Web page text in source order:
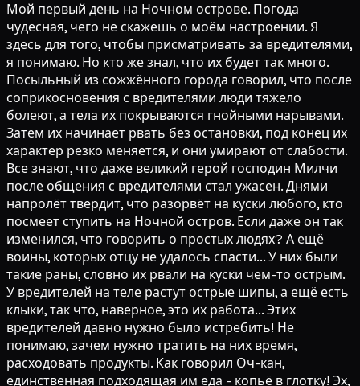
Мой первый день на Ночном острове. Погода
чудесная, чего не скажешь о моём настроении. Я
здесь для того, чтобы присматривать за вредителями,
я понимаю. Но кто же знал, что их будет так много.
Посыльный из сожжённого города говорил, что после
соприкосновения с вредителями люди тяжело
болеют, а тела их покрываются гнойными нарывами.
Затем их начинает рвать без остановки, под конец их
характер резко меняется, и они умирают от слабости.
Все знают, что даже великий герой господин Милчи
после общения с вредителями стал ужасен. Днями
напролёт твердит, что разорвёт на куски любого, кто
посмеет ступить на Ночной остров. Если даже он так
изменился, что говорить о простых людях? А ещё
воины, которых отцу не удалось спасти... У них были
такие раны, словно их рвали на куски чем-то острым.
У вредителей на теле растут острые шипы, а ещё есть
клыки, так что, наверное, это их работа... Этих
вредителей давно нужно было истребить! Не
понимаю, зачем нужно тратить на них время,
расходовать продукты. Как говорил Оч-кан,
единственная подходящая им еда - копьё в глотку! Эх,